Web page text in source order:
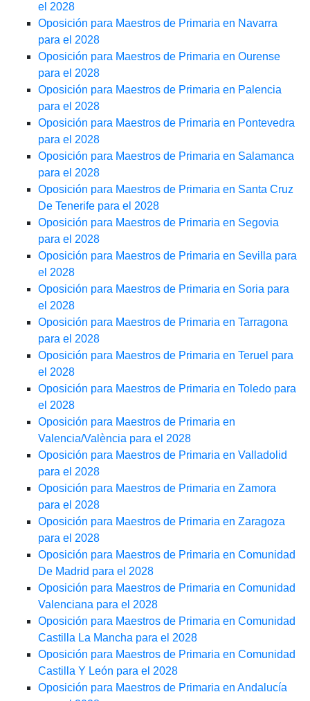
el 2028
Oposición para Maestros de Primaria en Navarra
para el 2028
Oposición para Maestros de Primaria en Ourense
para el 2028
Oposición para Maestros de Primaria en Palencia
para el 2028
Oposición para Maestros de Primaria en Pontevedra
para el 2028
Oposición para Maestros de Primaria en Salamanca
para el 2028
Oposición para Maestros de Primaria en Santa Cruz
De Tenerife para el 2028
Oposición para Maestros de Primaria en Segovia
para el 2028
Oposición para Maestros de Primaria en Sevilla para
el 2028
Oposición para Maestros de Primaria en Soria para
el 2028
Oposición para Maestros de Primaria en Tarragona
para el 2028
Oposición para Maestros de Primaria en Teruel para
el 2028
Oposición para Maestros de Primaria en Toledo para
el 2028
Oposición para Maestros de Primaria en
Valencia/València para el 2028
Oposición para Maestros de Primaria en Valladolid
para el 2028
Oposición para Maestros de Primaria en Zamora
para el 2028
Oposición para Maestros de Primaria en Zaragoza
para el 2028
Oposición para Maestros de Primaria en Comunidad
De Madrid para el 2028
Oposición para Maestros de Primaria en Comunidad
Valenciana para el 2028
Oposición para Maestros de Primaria en Comunidad
Castilla La Mancha para el 2028
Oposición para Maestros de Primaria en Comunidad
Castilla Y León para el 2028
Oposición para Maestros de Primaria en Andalucía